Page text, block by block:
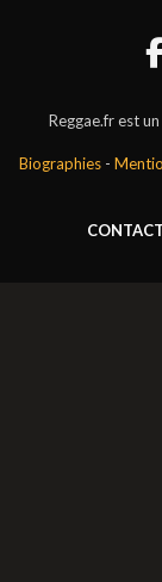
Reggae.fr est
Biographies-